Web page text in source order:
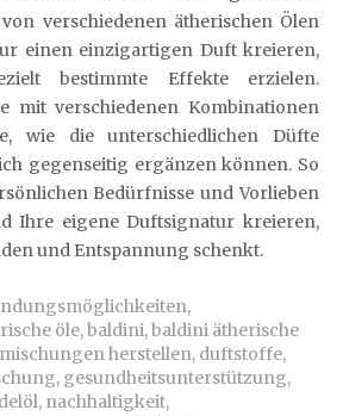
verschiedenen ätherischen Ölen
einen einzigartigen Duft kreieren,
bestimmte Effekte erzielen.
mit verschiedenen Kombinationen
wie die unterschiedlichen Düfte
gegenseitig ergänzen können. So
Bedürfnisse und Vorlieben
Ihre eigene Duftsignatur kreieren,
und Entspannung schenkt.
,
öle,baldini,baldini ätherische
herstellen, duftstoffe,
, gesundheitsunterstützung,
, nachhaltigkeit,